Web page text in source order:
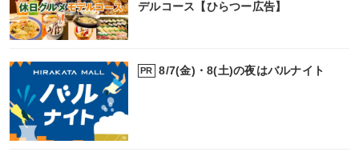
デルコース【ひらつー広告】
PR 8/7(金)・8(土)の夜はバルナイト